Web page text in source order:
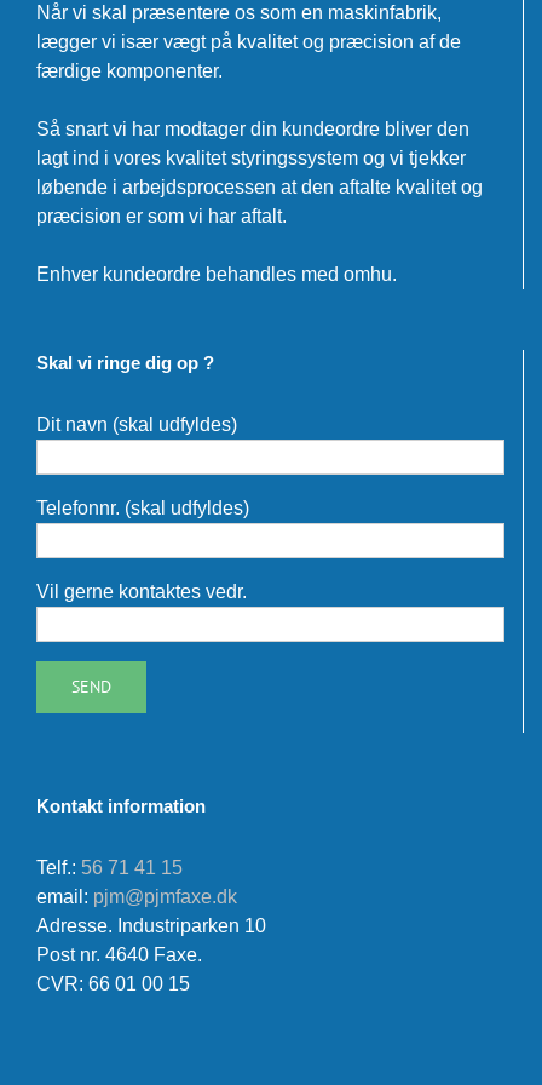
Når vi skal præsentere os som en maskinfabrik,
lægger vi især vægt på kvalitet og præcision af de
færdige komponenter.
Så snart vi har modtager din kundeordre bliver den
lagt ind i vores kvalitet styringssystem og vi tjekker
løbende i arbejdsprocessen at den aftalte kvalitet og
præcision er som vi har aftalt.
Enhver kundeordre behandles med omhu.
Skal vi ringe dig op ?
Dit navn (skal udfyldes)
Telefonnr. (skal udfyldes)
Vil gerne kontaktes vedr.
Kontakt information
Telf.: 56 71 41 15
email: pjm@pjmfaxe.dk
Adresse. Industriparken 10
Post nr. 4640 Faxe.
CVR: 66 01 00 15